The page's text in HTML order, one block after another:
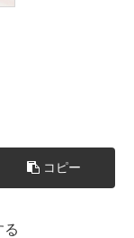
コピー
る